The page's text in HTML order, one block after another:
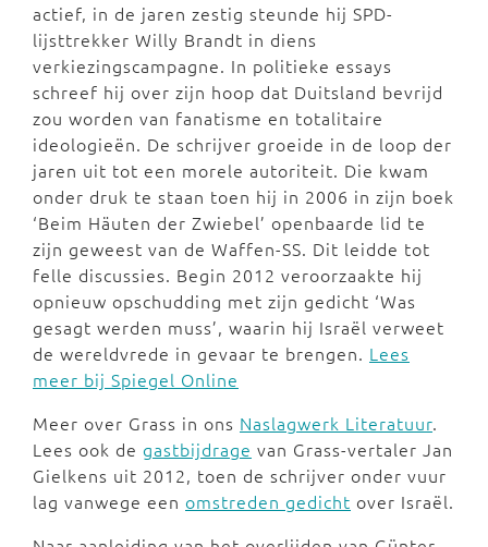
actief, in de jaren zestig steunde hij SPD-
lijsttrekker Willy Brandt in diens
verkiezingscampagne. In politieke essays
schreef hij over zijn hoop dat Duitsland bevrijd
zou worden van fanatisme en totalitaire
ideologieën. De schrijver groeide in de loop der
jaren uit tot een morele autoriteit. Die kwam
onder druk te staan toen hij in 2006 in zijn boek
‘Beim Häuten der Zwiebel’ openbaarde lid te
zijn geweest van de Waffen-SS. Dit leidde tot
felle discussies. Begin 2012 veroorzaakte hij
opnieuw opschudding met zijn gedicht ‘Was
gesagt werden muss’, waarin hij Israël verweet
de wereldvrede in gevaar te brengen. Lees
meer bij Spiegel Online
Meer over Grass in ons Naslagwerk Literatuur.
Lees ook de gastbijdrage van Grass-vertaler Jan
Gielkens uit 2012, toen de schrijver onder vuur
lag vanwege een omstreden gedicht over Israël.